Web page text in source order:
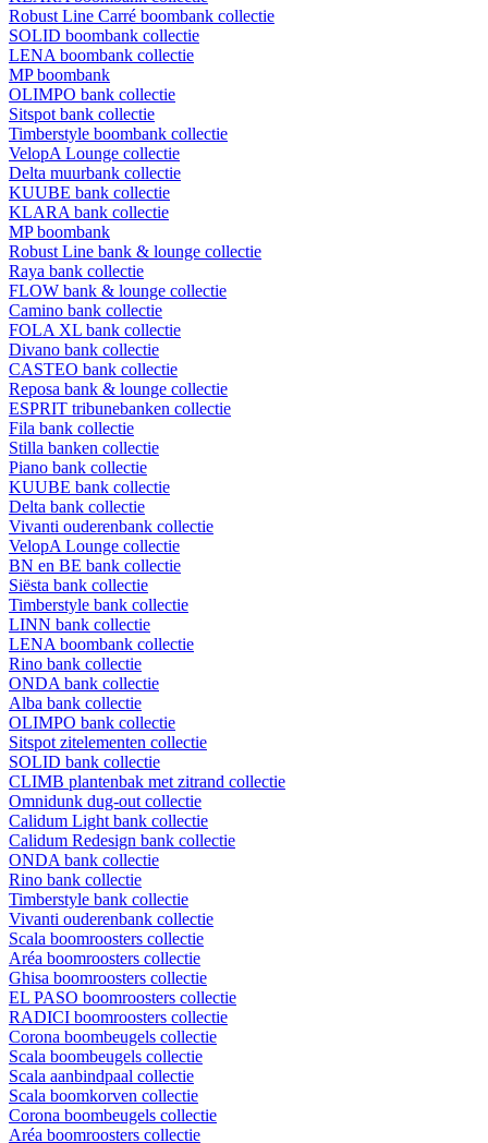
Robust Line Carré boombank collectie
SOLID boombank collectie
LENA boombank collectie
MP boombank
OLIMPO bank collectie
Sitspot bank collectie
Timberstyle boombank collectie
VelopA Lounge collectie
Delta muurbank collectie
KUUBE bank collectie
KLARA bank collectie
MP boombank
Robust Line bank & lounge collectie
Raya bank collectie
FLOW bank & lounge collectie
Camino bank collectie
FOLA XL bank collectie
Divano bank collectie
CASTEO bank collectie
Reposa bank & lounge collectie
ESPRIT tribunebanken collectie
Fila bank collectie
Stilla banken collectie
Piano bank collectie
KUUBE bank collectie
Delta bank collectie
Vivanti ouderenbank collectie
VelopA Lounge collectie
BN en BE bank collectie
Siësta bank collectie
Timberstyle bank collectie
LINN bank collectie
LENA boombank collectie
Rino bank collectie
ONDA bank collectie
Alba bank collectie
OLIMPO bank collectie
Sitspot zitelementen collectie
SOLID bank collectie
CLIMB plantenbak met zitrand collectie
Omnidunk dug-out collectie
Calidum Light bank collectie
Calidum Redesign bank collectie
ONDA bank collectie
Rino bank collectie
Timberstyle bank collectie
Vivanti ouderenbank collectie
Scala boomroosters collectie
Aréa boomroosters collectie
Ghisa boomroosters collectie
EL PASO boomroosters collectie
RADICI boomroosters collectie
Corona boombeugels collectie
Scala boombeugels collectie
Scala aanbindpaal collectie
Scala boomkorven collectie
Corona boombeugels collectie
Aréa boomroosters collectie